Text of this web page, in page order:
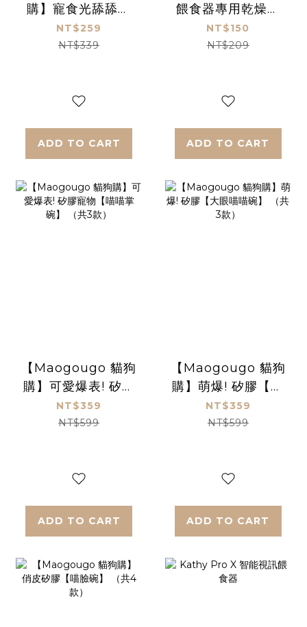
購】寵食光舔舔棒
棒棒糖_3色任選
NT$259
NT$339
ADD TO CART
餵食器專用乾燥劑
_6包/組
NT$150
NT$209
ADD TO CART
【Maogougo 貓狗
購】可愛爆表! 矽膠
寵物【喵喵掌碗】
（共3款）
NT$359
NT$599
ADD TO CART
【Maogougo 貓狗
購】萌爆! 矽膠【大
眼喵喵碗】 （共3
款）
NT$359
NT$599
ADD TO CART